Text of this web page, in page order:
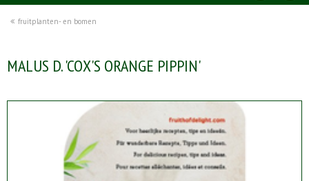
fruitplanten- en bomen
MALUS D. 'COX'S ORANGE PIPPIN'